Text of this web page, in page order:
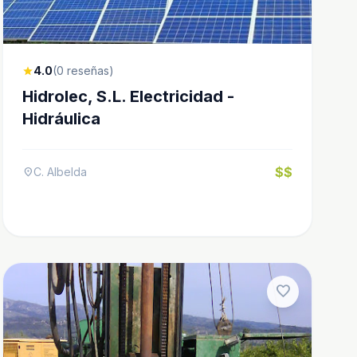
star4.0(0 reseñas)
Hidrolec, S.L. Electricidad -
Hidráulica
location_onC. Albelda $$
favorite